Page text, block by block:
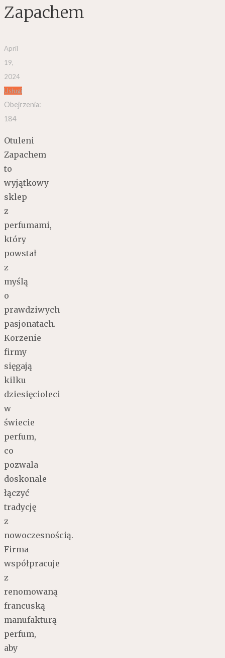
Zapachem
April
19,
2024
Usługi
Obejrzenia:
184
Otuleni
Zapachem
to
wyjątkowy
sklep
z
perfumami,
który
powstał
z
myślą
o
prawdziwych
pasjonatach.
Korzenie
firmy
sięgają
kilku
dziesięcioleci
w
świecie
perfum,
co
pozwala
doskonale
łączyć
tradycję
z
nowoczesnością.
Firma
współpracuje
z
renomowaną
francuską
manufakturą
perfum,
aby